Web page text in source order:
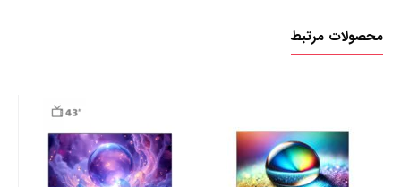
محصولات مرتبط